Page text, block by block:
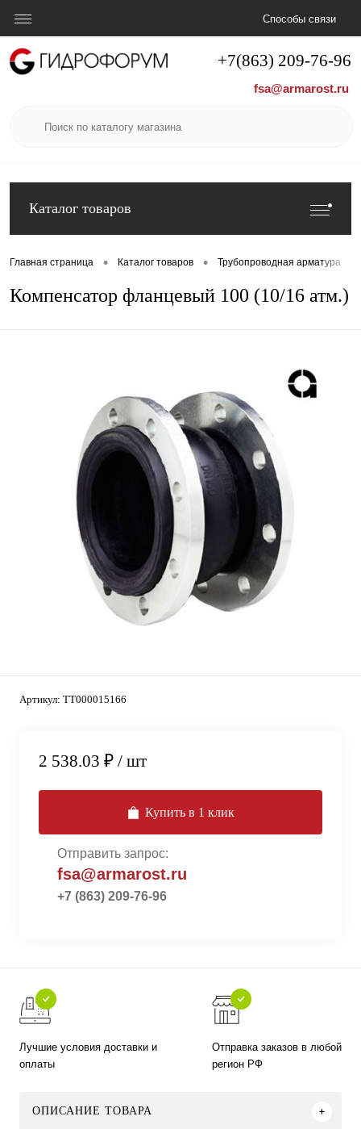
+7(863) 209-76-96
fsa@armarost.ru
Способы связи
Каталог товаров
Главная страница • Каталог товаров • Трубопроводная арматура
Компенсатор фланцевый 100 (10/16 атм.)
Артикул: ТТ000015166
2 538.03 ₽ / шт
Купить в 1 клик
Отправить запрос:
fsa@armarost.ru
+7 (863) 209-76-96
Лучшие условия доставки и
оплаты
Отправка заказов в любой
регион РФ
ОПИСАНИЕ ТОВАРА